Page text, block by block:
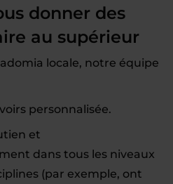
donner des
au supérieur
locale, notre équipe
personnalisée.
et
dans tous les niveaux
(par exemple, ont